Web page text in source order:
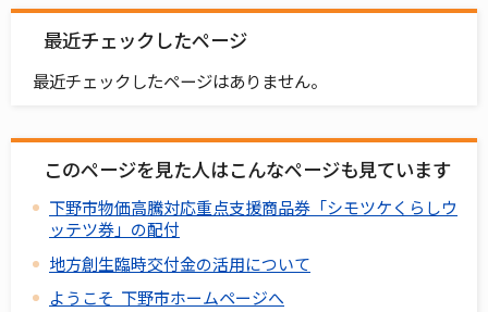
最近チェックしたページ
最近チェックしたページはありません。
このページを見た人はこんなページも見ています
下野市物価高騰対応重点支援商品券「シモツケくらしウ
ッテツ券」の配付
地方創生臨時交付金の活用について
ようこそ 下野市ホームページへ